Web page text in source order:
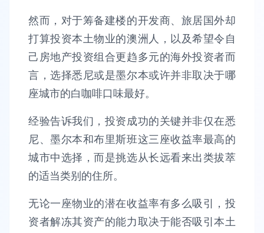
然而，对于筹备建楼的开发商、旅居国外却
打算投资本土物业的澳洲人，以及希望令自
己房地产投资组合更趋多元的海外投资者而
言，选择悉尼或是墨尔本或许并非取决于哪
座城市的白咖啡口味最好。
经验告诉我们，投资成功的关键并非仅在悉
尼、墨尔本和布里斯班这三座收益率最高的
城市中选择，而是挑选从长远看来出类拔萃
的适当类别的住所。
无论一座物业的潜在收益率有多么吸引，投
资者解冻其资产的能力取决于能否吸引本土